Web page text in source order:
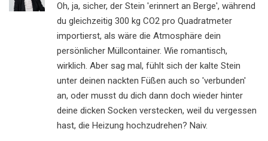
Oh, ja, sicher, der Stein 'erinnert an Berge', während
du gleichzeitig 300 kg CO2 pro Quadratmeter
importierst, als wäre die Atmosphäre dein
persönlicher Müllcontainer. Wie romantisch,
wirklich. Aber sag mal, fühlt sich der kalte Stein
unter deinen nackten Füßen auch so 'verbunden'
an, oder musst du dich dann doch wieder hinter
deine dicken Socken verstecken, weil du vergessen
hast, die Heizung hochzudrehen? Naiv.